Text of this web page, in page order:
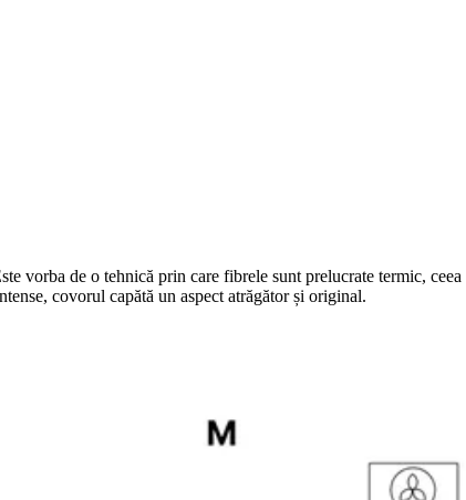
vorba de o tehnică prin care fibrele sunt prelucrate termic,
covorul capătă un aspect atrăgător și original.